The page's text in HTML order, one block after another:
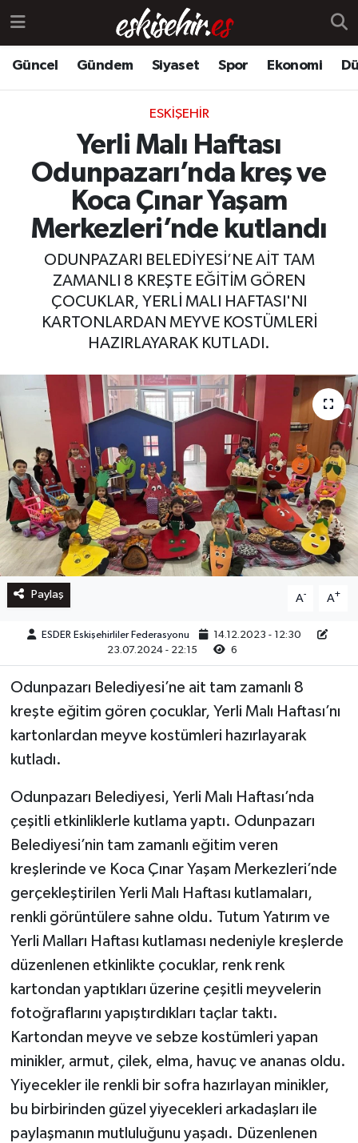
Güncel Gündem Siyaset Spor Ekonomi
ESKIŞEHIR
Yerli Malı Haftası
Odunpazarı’nda kreş ve
Koca Çınar Yaşam
Merkezleri’nde kutlandı
ODUNPAZARI BELEDİYESİ’NE AİT TAM
ZAMANLI 8 KREŞTE EĞİTİM GÖREN
ÇOCUKLAR, YERLİ MALI HAFTASI'NI
KARTONLARDAN MEYVE KOSTÜMLERİ
HAZIRLAYARAK KUTLADI.
Paylaş A- A+
ESDER Eskişehirliler Federasyonu
14.12.2023 - 12:30
23.07.2024 - 22:15
6
Odunpazarı Belediyesi’ne ait tam zamanlı 8
kreşte eğitim gören çocuklar, Yerli Malı Haftası’nı
kartonlardan meyve kostümleri hazırlayarak
kutladı.
Odunpazarı Belediyesi, Yerli Malı Haftası’nda
çeşitli etkinliklerle kutlama yaptı. Odunpazarı
Belediyesi’nin tam zamanlı eğitim veren
kreşlerinde ve Koca Çınar Yaşam Merkezleri’nde
gerçekleştirilen Yerli Malı Haftası kutlamaları,
renkli görüntülere sahne oldu. Tutum Yatırım ve
Yerli Malları Haftası kutlaması nedeniyle kreşlerde
düzenlenen etkinlikte çocuklar, renk renk
kartondan yaptıkları üzerine çeşitli meyvelerin
fotoğraflarını yapıştırdıkları taçlar taktı.
Kartondan meyve ve sebze kostümleri yapan
minikler, armut, çilek, elma, havuç ve ananas oldu.
Yiyecekler ile renkli bir sofra hazırlayan minikler,
bu birbirinden güzel yiyecekleri arkadaşları ile
paylaşmanın mutluluğunu yaşadı. Düzenlenen